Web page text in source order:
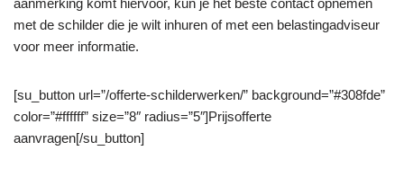
met de schilder die je wilt inhuren of met een belastingadviseur
voor meer informatie.
[su_button url=”/offerte-schilderwerken/” background=”#308fde”
color=”#ffffff” size=”8″ radius=”5″]Prijsofferte
aanvragen[/su_button]